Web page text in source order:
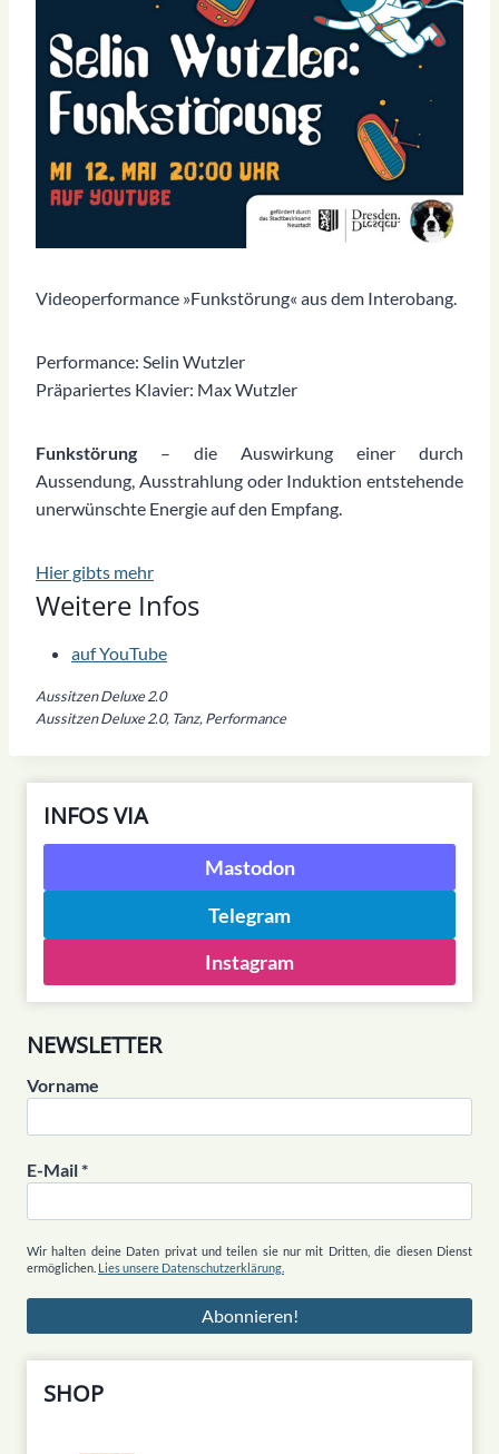
Aussitzen Deluxe 2.0
Aussitzen Deluxe 2.0, Tanz, Performance
Weitere Infos
auf YouTube
Videoperformance »Funkstörung« aus dem Interobang.
Performance: Selin Wutzler
Präpariertes Klavier: Max Wutzler
Funkstörung – die Auswirkung einer durch
Aussendung, Ausstrahlung oder Induktion entstehende
unerwünschte Energie auf den Empfang.
Hier gibts mehr
INFOS VIA
Mastodon
Telegram
Instagram
NEWSLETTER
Vorname
E-Mail*
Wir halten deine Daten privat und teilen sie nur mit Dritten, die diesen Dienst
ermöglichen. Lies unsere Datenschutzerklärung.
SHOP